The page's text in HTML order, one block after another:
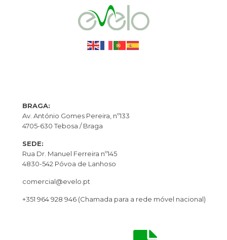
BRAGA:
Av. António Gomes Pereira, nº133
4705-630 Tebosa / Braga
SEDE:
Rua Dr. Manuel Ferreira nº145
4830-542 Póvoa de Lanhoso
comercial@evelo.pt
+351 964 928 946 (Chamada para a rede móvel nacional)